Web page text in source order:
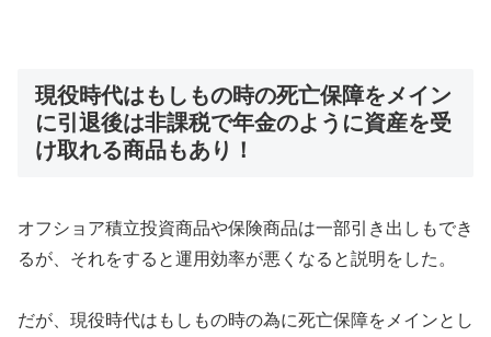
現役時代はもしもの時の死亡保障をメイン
に引退後は非課税で年金のように資産を受
け取れる商品もあり！
オフショア積立投資商品や保険商品は一部引き出しもでき
るが、それをすると運用効率が悪くなると説明をした。
だが、現役時代はもしもの時の為に死亡保障をメインとし